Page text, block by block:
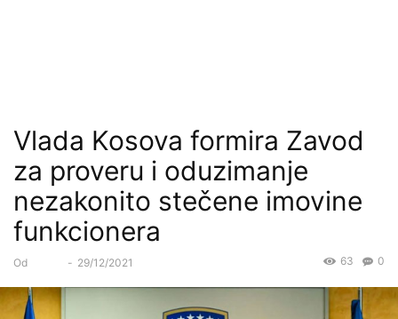
Vlada Kosova formira Zavod
za proveru i oduzimanje
nezakonito stečene imovine
funkcionera
Od - 29/12/2021 0
63